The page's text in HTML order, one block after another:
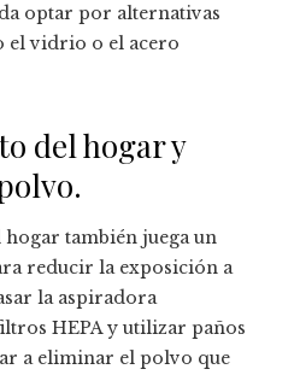
optar por alternativas
el vidrio o el acero
del hogar y
también juega un
reducir la exposición a
la aspiradora
HEPA y utilizar paños
a eliminar el polvo que